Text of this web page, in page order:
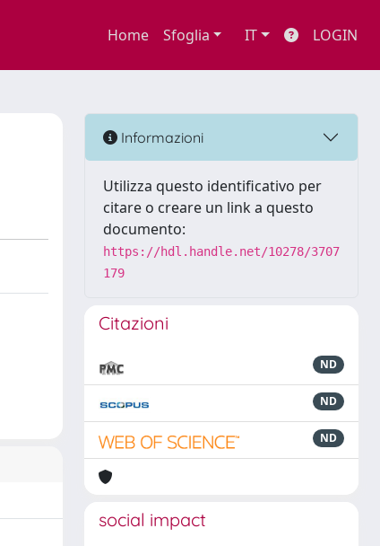
Home Sfoglia IT LOGIN
Informazioni
Utilizza questo identificativo per
citare o creare un link a questo
documento:
https://hdl.handle.net/10278/3707
179
Citazioni
ND
ND
ND
social impact